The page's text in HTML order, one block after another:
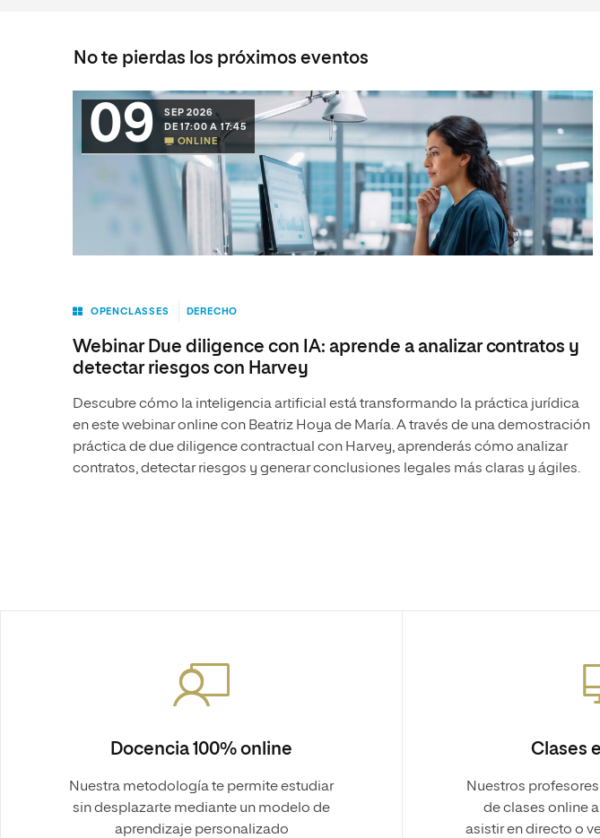
No te pierdas los próximos eventos
09
SEP 2026
DE 17:00 A 17:45
ONLINE
OPENCLASSES DERECHO
Webinar Due diligence con IA: aprende a analizar contratos y
detectar riesgos con Harvey
Descubre cómo la inteligencia artificial está transformando la práctica jurídica
en este webinar online con Beatriz Hoya de María. A través de una demostración
práctica de due diligence contractual con Harvey, aprenderás cómo analizar
contratos, detectar riesgos y generar conclusiones legales más claras y ágiles.
Docencia 100% online
Nuestra metodología te permite estudiar
sin desplazarte mediante un modelo de
aprendizaje personalizado
Clases
Nuestros
de clases online
asistir en directo o